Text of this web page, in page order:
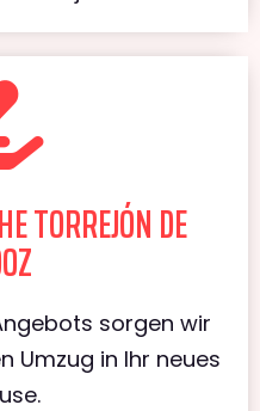
TORREJÓN DE
sorgen wir
Umzug in Ihr neues